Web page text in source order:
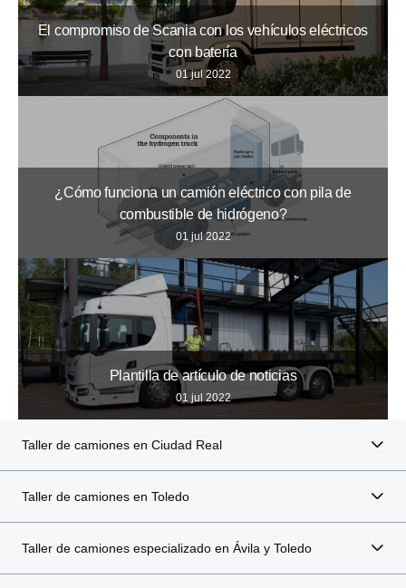
El compromiso de Scania con los vehículos eléctricos
con batería
01 jul 2022
¿Cómo funciona un camión eléctrico con pila de
combustible de hidrógeno?
01 jul 2022
Plantilla de artículo de noticias
01 jul 2022
Taller de camiones en Ciudad Real
Taller de camiones en Toledo
Taller de camiones especializado en Ávila y Toledo